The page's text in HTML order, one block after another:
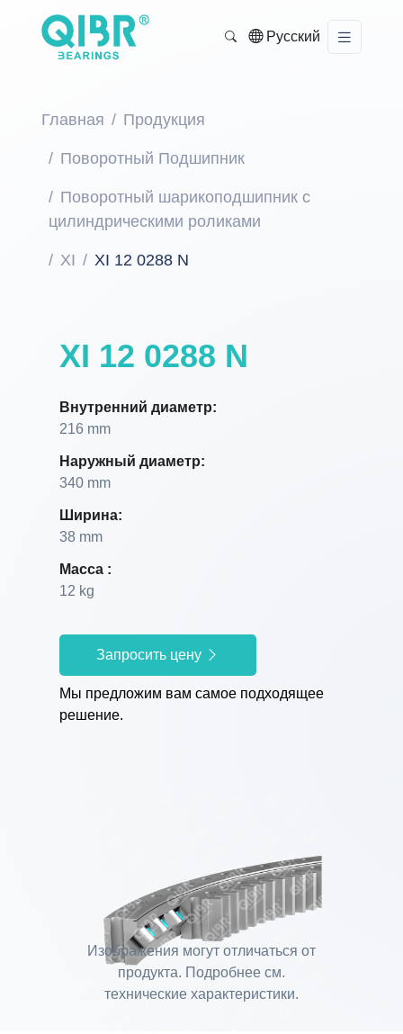
Русский
Главная Продукция
Поворотный Подшипник
Поворотный шарикоподшипник с
цилиндрическими роликами
XI XI 12 0288 N
XI 12 0288 N
Внутренний диаметр:
216 mm
Наружный диаметр:
340 mm
Ширина:
38 mm
Масса :
12 kg
Запросить цену
Мы предложим вам самое подходящее
решение.
Изображения могут отличаться от
продукта. Подробнее см.
технические характеристики.